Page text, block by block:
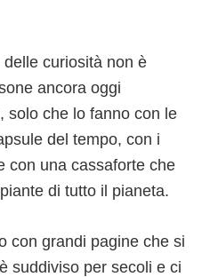
curiosità non è
ancora oggi
solo che lo fanno con le
del tempo, con i
con una cassaforte che
di tutto il pianeta.
con grandi pagine che si
suddiviso per secoli e ci